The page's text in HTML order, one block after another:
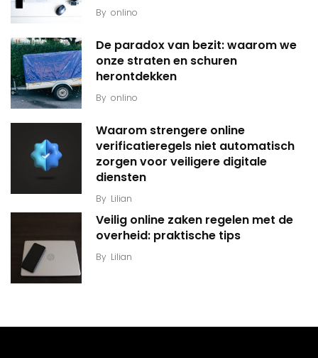
By onlino
De paradox van bezit: waarom we
onze straten en schuren
herontdekken
By onlino
Waarom strengere online
verificatieregels niet automatisch
zorgen voor veiligere digitale
diensten
By Lilian
Veilig online zaken regelen met de
overheid: praktische tips
By Lilian